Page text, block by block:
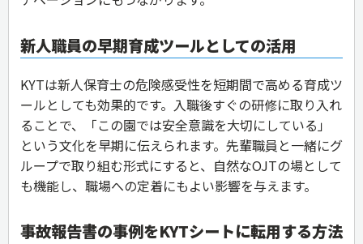
新人職員の早期育成ツールとしての活用
KYTは新人保育士の危険感受性を短期間で高める育成ツ
ールとしても効果的です。入職後すぐの研修に取り入れ
ることで、「この園では安全意識を大切にしている」
という文化を早期に伝えられます。先輩職員と一緒にグ
ループで取り組む形式にすると、自然なOJTの場として
も機能し、職場への定着にもよい影響を与えます。
事故報告書の事例をKYTシートに転用する方法